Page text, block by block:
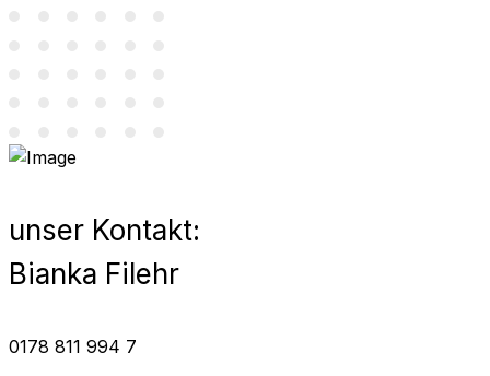
unser Kontakt:
Bianka Filehr
0178 811 994 7